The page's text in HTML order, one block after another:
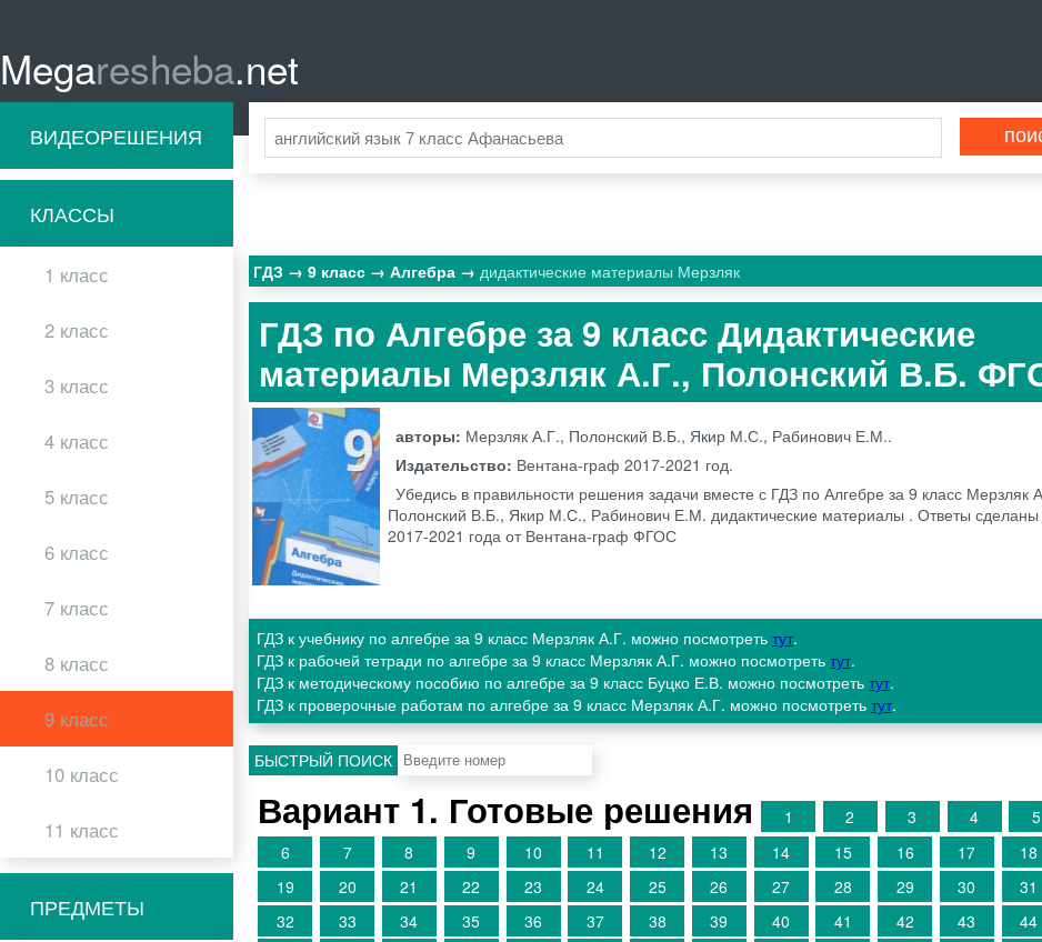
Megaresheba.net
ВИДЕОРЕШЕНИЯ
КЛАССЫ
1 класс
2 класс
3 класс
4 класс
5 класс
6 класс
7 класс
8 класс
9 класс
10 класс
11 класс
ПРЕДМЕТЫ
ГДЗ 9 класс Алгебра дидактические материалы Мерзляк
ГДЗ по Алгебре за 9 класс Дидактические
материалы Мерзляк А.Г., Полонский В.Б.
авторы: Мерзляк А.Г., Полонский В.Б., Якир М.С., Рабинович Е.М..
Издательство: Вентана-граф 2017-2021 год.
Убедись в правильности решения задачи вместе с ГДЗ по Алгебре за 9 класс Мерзляк
Полонский В.Б., Якир М.С., Рабинович Е.М. дидактические материалы . Ответы сделаны
2017-2021 года от Вентана-граф ФГОС
ГДЗ к учебнику по алгебре за 9 класс Мерзляк А.Г. можно посмотреть тут.
ГДЗ к рабочей тетради по алгебре за 9 класс Мерзляк А.Г. можно посмотреть тут.
ГДЗ к методическому пособию по алгебре за 9 класс Буцко Е.В. можно посмотреть тут.
ГДЗ к проверочные работам по алгебре за 9 класс Мерзляк А.Г. можно посмотреть тут.
БЫСТРЫЙ ПОИСК
Вариант 1. Готовые решения 1 2 3 4
5
6
7 8 9 10 11 12 13 14 15 16 17
18
19
20 21 22 23 24 25 26 27 28 29 30
31
32
33 34 35 36 37 38 39 40 41 42 43
44